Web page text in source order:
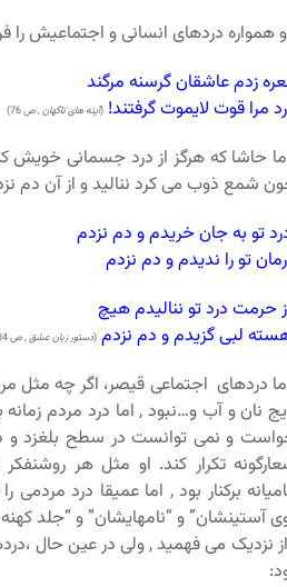
همواره دردهای انسانی و اجتماعیش را
زدم عاشقان گرسنه مرگند
مرا قوت لایموت گرفتند! (آینه های ناگهان, ص 76)
حاشا که هرگز از درد جسمانی خویش
شمع ذوب می کرد ننالید و از آن دم
تو به جان خریدم و دم نزدم
تو را ندیدم و دم نزدم
حرمت درد تو ننالیدم هیچ
لبی گزیدم و دم نزدم (دستور زبان عشق, ص 84)
دردهای اجتماعی قیصر، اگر چه مثل
نان و آب و…نبود , اما درد مردم
و نمی توانست در سطح بلغزد و
تکرار کند. او مثل هر
برکنار بود , اما عمیقا درد
آستینشان” و “نامهایشان” و “جلد
نزدیک می فهمید , ولی در عین حال